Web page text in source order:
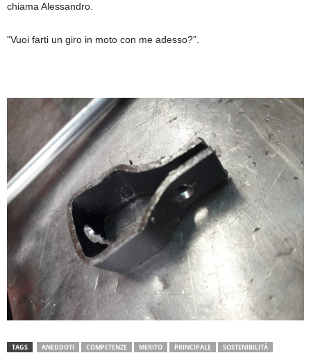
chiama Alessandro.
“Vuoi farti un giro in moto con me adesso?”.
TAGS ANEDDOTI COMPETENZE MERITO PRINCIPALE
SOSTENIBILITÀ